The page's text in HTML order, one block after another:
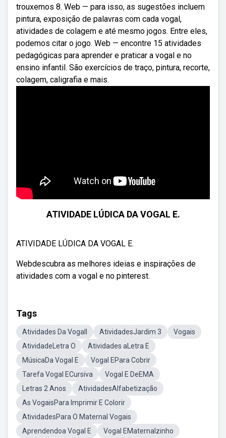
trouxemos 8. Web — para isso, as sugestões incluem
pintura, exposição de palavras com cada vogal,
atividades de colagem e até mesmo jogos. Entre eles,
podemos citar o jogo. Web — encontre 15 atividades
pedagógicas para aprender e praticar a vogal e no
ensino infantil. São exercícios de traço, pintura, recorte,
colagem, caligrafia e mais.
ATIVIDADE LÚDICA DA VOGAL E.
ATIVIDADE LÚDICA DA VOGAL E.
Webdescubra as melhores ideias e inspirações de
atividades com a vogal e no pinterest.
Tags
Atividades Da VogalI AtividadesJardim 3
Vogais
AtividadeLetra O
Atividades aLetra E
MúsicaDa Vogal E
Vogal EPara Cobrir
Tarefa Vogal ECursiva
Vogal E DeEMA
Letras 2 Anos
AtividadesAlfabetização
As VogaisPara Imprimir E Colorir
AtividadesPara O Maternal Vogais
Aprendendoa Vogal E
Vogal EMaternalzinho